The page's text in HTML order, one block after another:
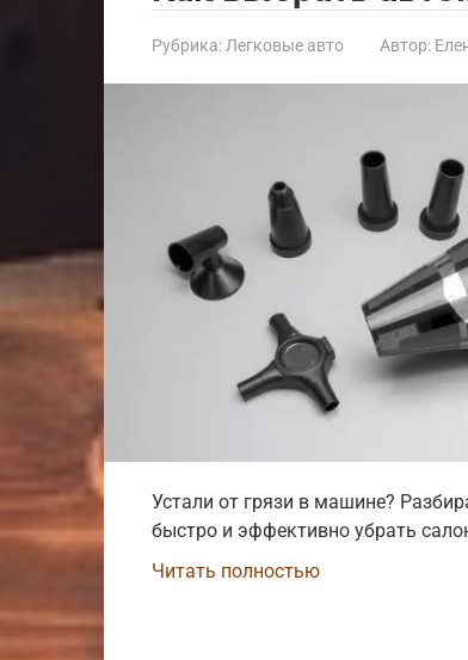
Рубрика: Легковые авто Автор:
Устали от грязи в машине?
быстро и эффективно убрать
Читать полностью